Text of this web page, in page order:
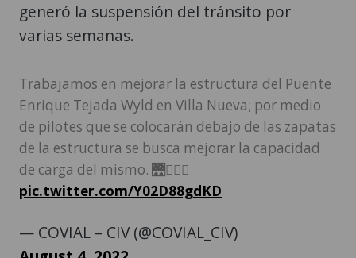
generó la suspensión del tránsito por
varias semanas.
Trabajamos en mejorar la estructura del Puente
Enrique Tejada Wyld en Villa Nueva; por medio
de pilotes que se colocarán debajo de las zapatas
de la estructura se busca mejorar la capacidad
de carga del mismo. 🌉👷🏽‍♂️
pic.twitter.com/Y02D88gdKD
— COVIAL – CIV (@COVIAL_CIV)